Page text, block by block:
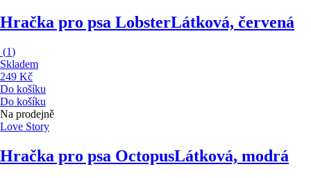
Hračka pro psa LobsterLátková, červená
(1)
Skladem
249 Kč
Do košíku
Do košíku
Na prodejně
Love Story
Hračka pro psa OctopusLátková, modrá